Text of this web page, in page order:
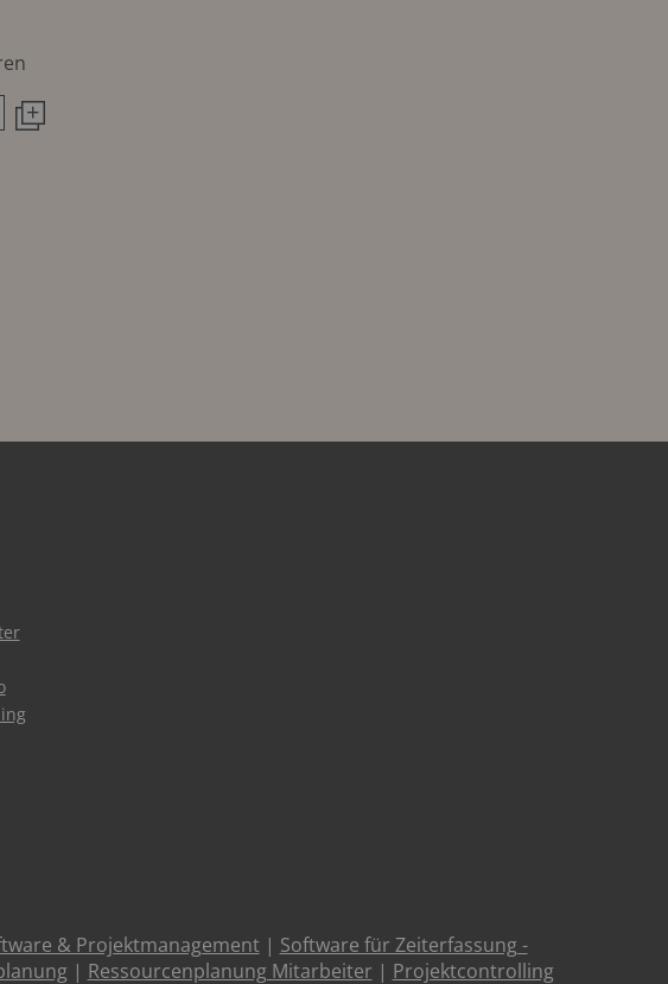
& Projektmanagement| Software für Zeiterfassung -
| Ressourcenplanung Mitarbeiter | Projektcontrolling